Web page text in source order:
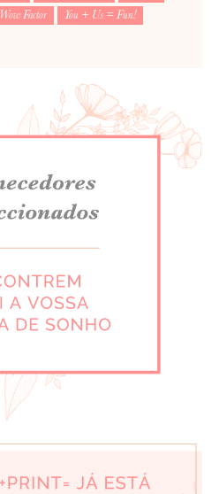
Wow Factor
You + Us = Fun!